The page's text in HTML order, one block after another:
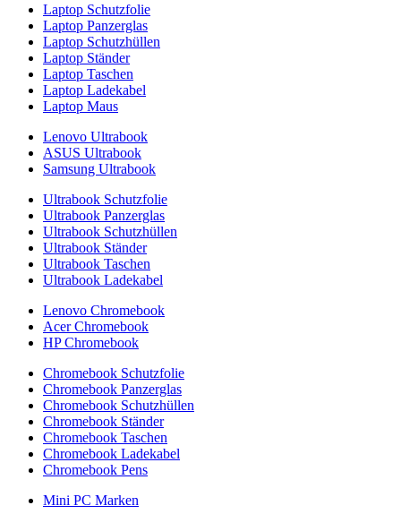
Laptop Schutzfolie
Laptop Panzerglas
Laptop Schutzhüllen
Laptop Ständer
Laptop Taschen
Laptop Ladekabel
Laptop Maus
Lenovo Ultrabook
ASUS Ultrabook
Samsung Ultrabook
Ultrabook Schutzfolie
Ultrabook Panzerglas
Ultrabook Schutzhüllen
Ultrabook Ständer
Ultrabook Taschen
Ultrabook Ladekabel
Lenovo Chromebook
Acer Chromebook
HP Chromebook
Chromebook Schutzfolie
Chromebook Panzerglas
Chromebook Schutzhüllen
Chromebook Ständer
Chromebook Taschen
Chromebook Ladekabel
Chromebook Pens
Mini PC Marken